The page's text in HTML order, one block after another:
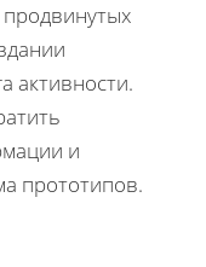
активности.
и
прототипов.